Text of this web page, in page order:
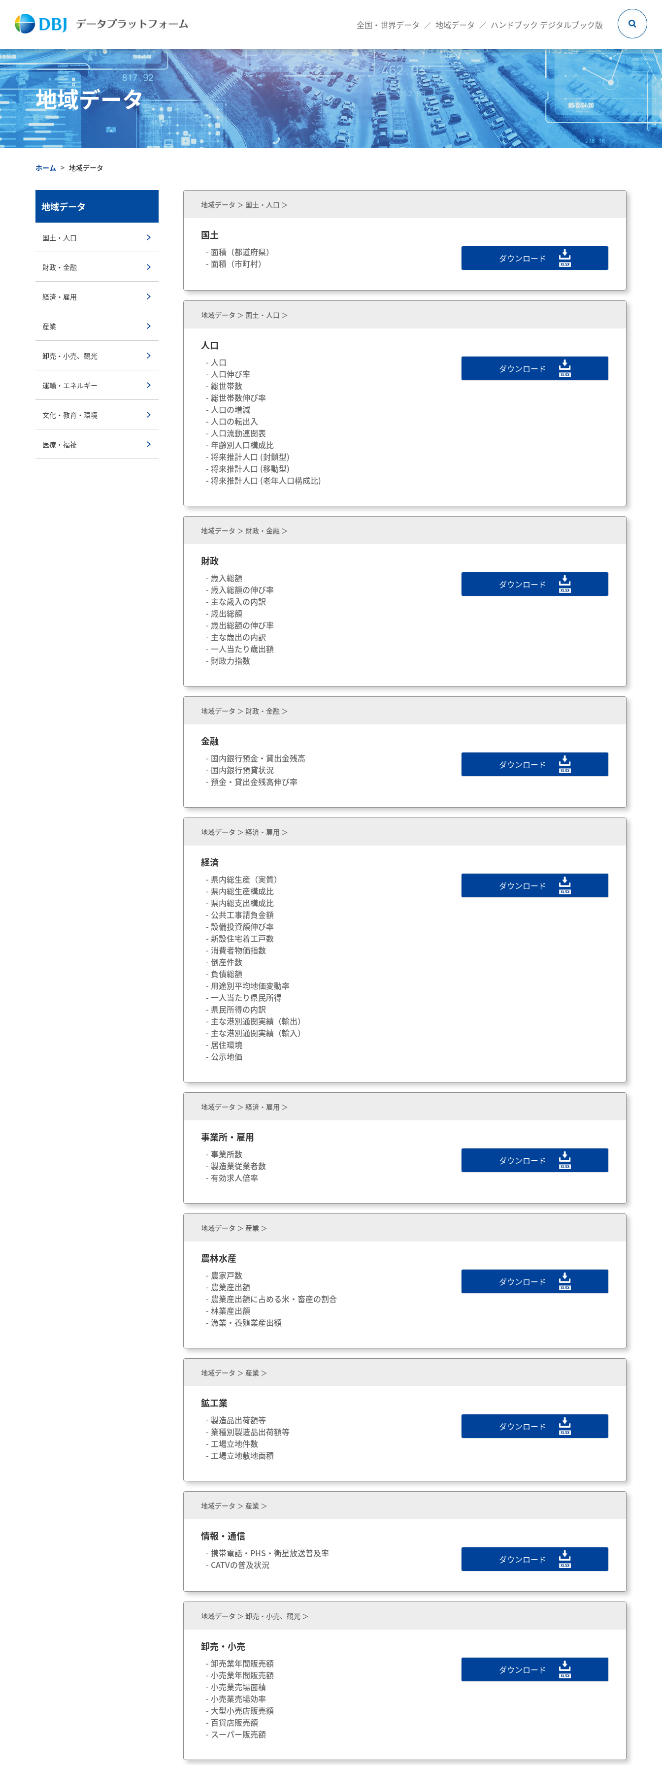
全国・世界データ ／ 地域データ ／ ハンドブック デジタルブック版
地域データ
ホーム > 地域データ
地域データ
国土・人口
財政・金融
経済・雇用
産業
卸売・小売、観光
運輸・エネルギー
文化・教育・環境
医療・福祉
地域データ ＞ 国土・人口 ＞
国土
- 面積（都道府県）
- 面積（市町村）
ダウンロード
地域データ ＞ 国土・人口 ＞
人口
- 人口
- 人口伸び率
- 総世帯数
- 総世帯数伸び率
- 人口の増減
- 人口の転出入
- 人口流動連関表
- 年齢別人口構成比
- 将来推計人口 (封鎖型)
- 将来推計人口 (移動型)
- 将来推計人口 (老年人口構成比)
ダウンロード
地域データ ＞ 財政・金融 ＞
財政
- 歳入総額
- 歳入総額の伸び率
- 主な歳入の内訳
- 歳出総額
- 歳出総額の伸び率
- 主な歳出の内訳
- 一人当たり歳出額
- 財政力指数
ダウンロード
地域データ ＞ 財政・金融 ＞
金融
- 国内銀行預金・貸出金残高
- 国内銀行預貸状況
- 預金・貸出金残高伸び率
ダウンロード
地域データ ＞ 経済・雇用 ＞
経済
- 県内総生産（実質）
- 県内総生産構成比
- 県内総支出構成比
- 公共工事請負金額
- 設備投資額伸び率
- 新設住宅着工戸数
- 消費者物価指数
- 倒産件数
- 負債総額
- 用途別平均地価変動率
- 一人当たり県民所得
- 県民所得の内訳
- 主な港別通関実績（輸出）
- 主な港別通関実績（輸入）
- 居住環境
- 公示地価
ダウンロード
地域データ ＞ 経済・雇用 ＞
事業所・雇用
- 事業所数
- 製造業従業者数
- 有効求人倍率
ダウンロード
地域データ ＞ 産業 ＞
農林水産
- 農家戸数
- 農業産出額
- 農業産出額に占める米・畜産の割合
- 林業産出額
- 漁業・養殖業産出額
ダウンロード
地域データ ＞ 産業 ＞
鉱工業
- 製造品出荷額等
- 業種別製造品出荷額等
- 工場立地件数
- 工場立地敷地面積
ダウンロード
地域データ ＞ 産業 ＞
情報・通信
- 携帯電話・PHS・衛星放送普及率
- CATVの普及状況
ダウンロード
地域データ ＞ 卸売・小売、観光 ＞
卸売・小売
- 卸売業年間販売額
- 小売業年間販売額
- 小売業売場面積
- 小売業売場効率
- 大型小売店販売額
- 百貨店販売額
- スーパー販売額
ダウンロード